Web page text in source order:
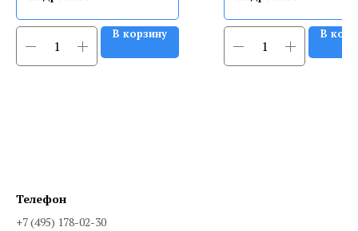
В корзину В
Телефон
+7 (495) 178-02-30